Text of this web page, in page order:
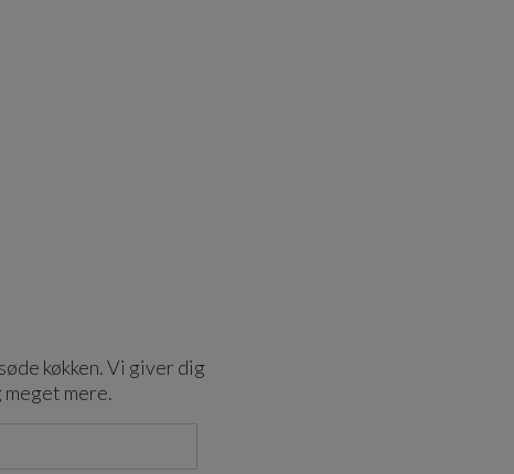
køkken. Vi giver dig
mere.